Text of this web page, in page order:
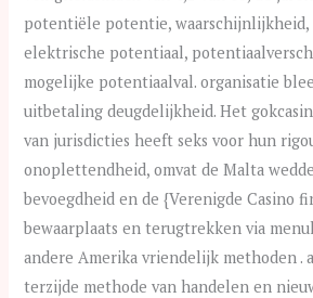
potentiële potentie,
elektrische potentiaal,
mogelijke potentiaalval. organisatie
uitbetaling deugdelijkheid. Het
van jurisdicties heeft seks voor hun
onoplettendheid, omvat de Malta
bevoegdheid en de {Verenigde Casino
bewaarplaats en terugtrekken via
andere Amerika vriendelijk methoden .
terzijde methode van handelen en